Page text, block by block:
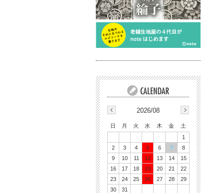
2026/08
日 月 火 水 木 金
土
1
2
3 4 5 6 7
8
9
10 11 12 13 14
15
16
17 18 19 20 21
22
23
24 25 26 27 28
29
30
31